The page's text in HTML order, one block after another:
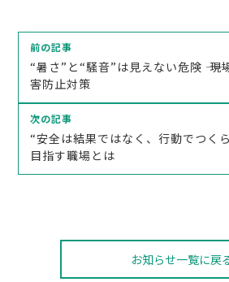
投
シ
前の記事
“暑さ”と“騒音”は見えない危険 ――
害防止対策
次の記事
“安全は結果ではなく、行動でつくら
目指す職場とは
お知らせ一覧に戻